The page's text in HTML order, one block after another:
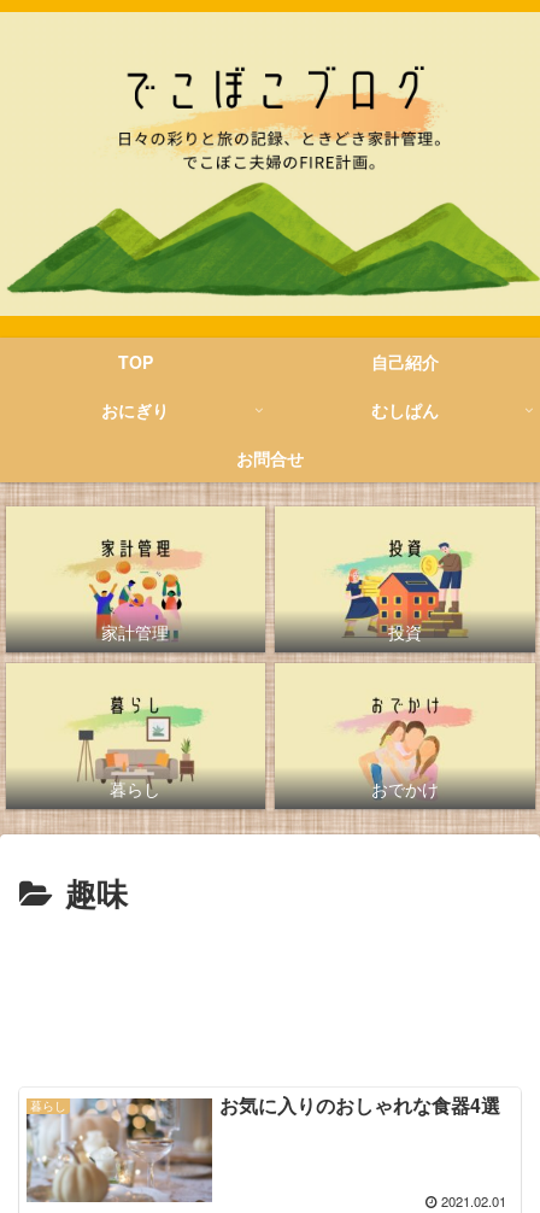
TOP
自己紹介
おにぎり
むしぱん
お問合せ
家計管理 投資
暮らし おでかけ
趣味
暮らし お気に入りのおしゃれな食器4選
2021.02.01